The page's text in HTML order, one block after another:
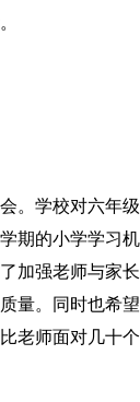
。学校对六年
期的小学学习
加强老师与家
量。同时也希
老师面对几十个